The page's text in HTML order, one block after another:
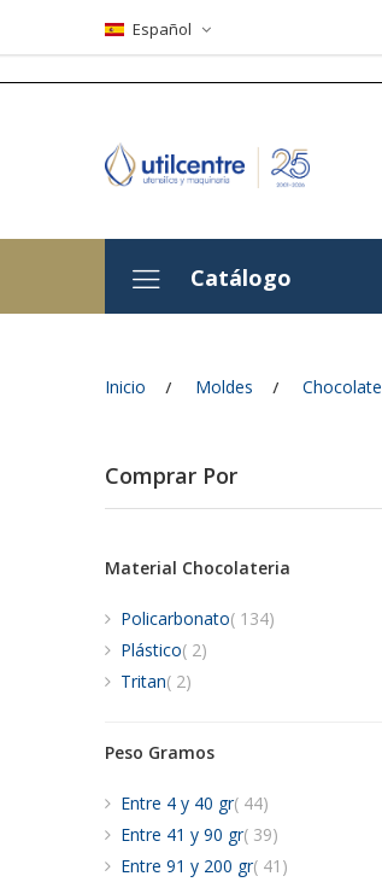
Español
Catálogo
Inicio Moldes Chocolate
Comprar Por
Material Chocolateria
Policarbonato 134artículos
Plástico 2artículos
Tritan 2artículos
Peso Gramos
Entre 4 y 40 gr 44artículos
Entre 41 y 90 gr 39artículos
Entre 91 y 200 gr 41 artículos